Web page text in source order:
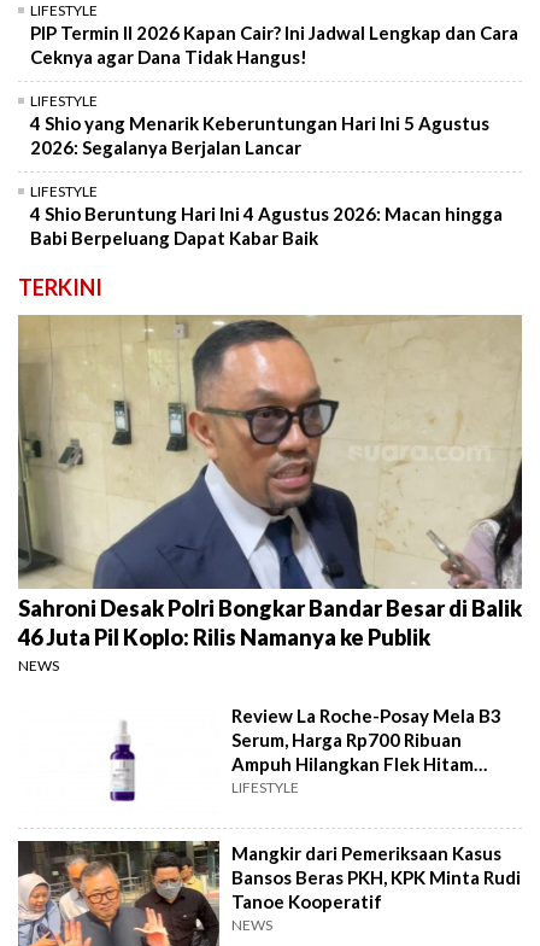
LIFESTYLE
PIP Termin II 2026 Kapan Cair? Ini Jadwal Lengkap dan Cara
Ceknya agar Dana Tidak Hangus!
LIFESTYLE
4 Shio yang Menarik Keberuntungan Hari Ini 5 Agustus
2026: Segalanya Berjalan Lancar
LIFESTYLE
4 Shio Beruntung Hari Ini 4 Agustus 2026: Macan hingga
Babi Berpeluang Dapat Kabar Baik
TERKINI
Sahroni Desak Polri Bongkar Bandar Besar di Balik
46 Juta Pil Koplo: Rilis Namanya ke Publik
NEWS
Review La Roche-Posay Mela B3
Serum, Harga Rp700 Ribuan
Ampuh Hilangkan Flek Hitam
Bandel?
LIFESTYLE
Mangkir dari Pemeriksaan Kasus
Bansos Beras PKH, KPK Minta Rudi
Tanoe Kooperatif
NEWS